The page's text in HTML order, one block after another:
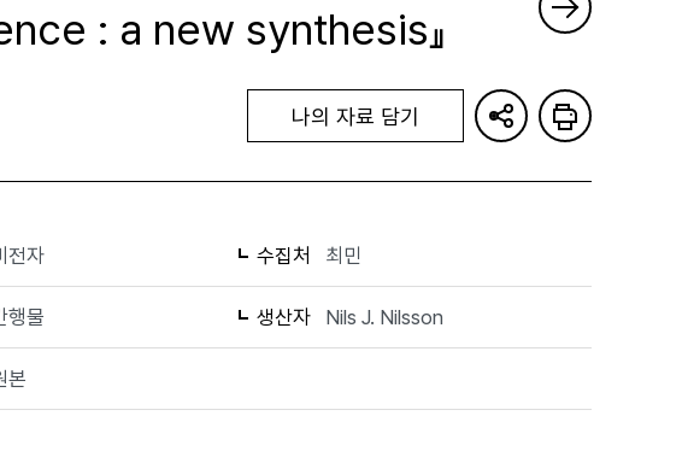
: a new synthesis』
나의 자료 담기
전자 수집처 최민
행물 생산자 Nils J. Nilsson
본